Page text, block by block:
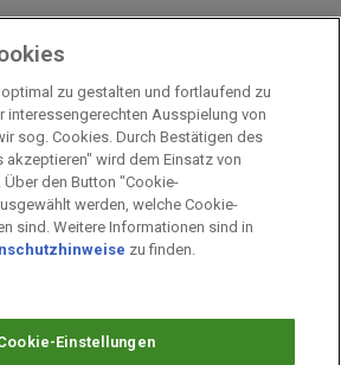
zu gestalten und fortlaufend zu
interessengerechten Ausspielung von
sog. Cookies. Durch Bestätigen des
akzeptieren" wird dem Einsatz von
den Button "Cookie-
werden, welche Cookie-
sind. Weitere Informationen sind in
zu finden.
Einstellungen